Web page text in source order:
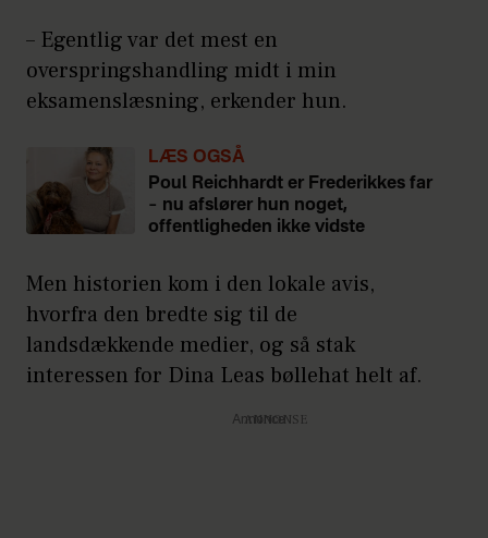
– Egentlig var det mest en
overspringshandling midt i min
eksamenslæsning, erkender hun.
LÆS OGSÅ
Poul Reichhardt er Frederikkes far
– nu afslører hun noget,
offentligheden ikke vidste
Men historien kom i den lokale avis,
hvorfra den bredte sig til de
landsdækkende medier, og så stak
interessen for Dina Leas bøllehat helt af.
Annonce